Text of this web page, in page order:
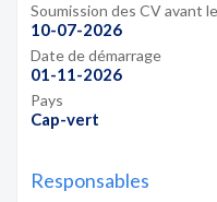
Soumission des CV avant le
10-07-2026
Date de démarrage
01-11-2026
Pays
Cap-vert
Responsables